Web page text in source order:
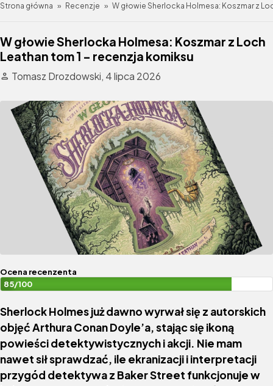
Strona główna » Recenzje » W głowie Sherlocka Holmesa: Koszmar z
W głowie Sherlocka Holmesa: Koszmar z Loch
Leathan tom 1 – recenzja komiksu
Tomasz Drozdowski, 4 lipca 2026
Ocena recenzenta
85/100
Sherlock Holmes już dawno wyrwał się z autorskich
objęć Arthura Conan Doyle’a, stając się ikoną
powieści detektywistycznych i akcji. Nie mam
nawet sił sprawdzać, ile ekranizacji i interpretacji
przygód detektywa z Baker Street funkcjonuje w